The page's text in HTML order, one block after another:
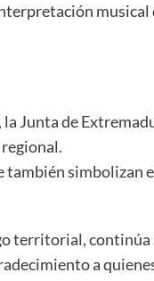
Junta de
territorial,
a